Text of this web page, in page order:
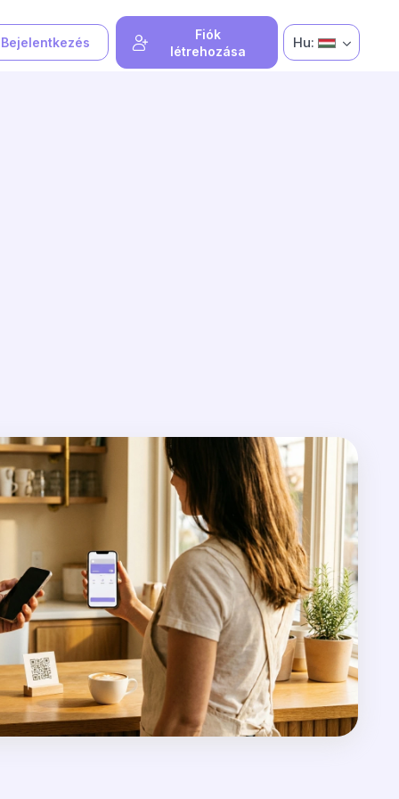
Bejelentkezés
Fiók
létrehozása
Hu: